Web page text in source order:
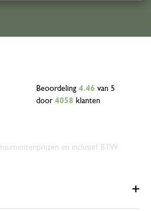
Beoordeling 4.46 van 5
door 4058 klanten
en inclusief BTW.